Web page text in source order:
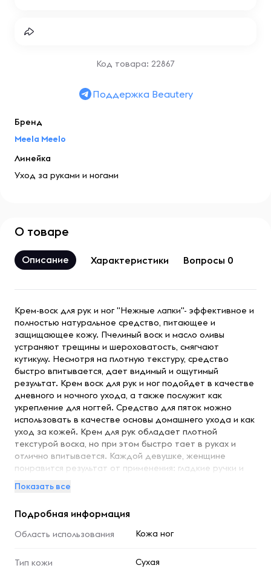
Код товара: 22867
Поддержка Beautery
Бренд
Meela Meelo
Линейка
Уход за руками и ногами
О товаре
Описание Характеристики Вопросы 0
Крем-воск для рук и ног "Нежные лапки"- эффективное и
полностью натуральное средство, питающее и
защищающее кожу. Пчелиный воск и масло оливы
устраняют трещины и шероховатость, смягчают
кутикулу. Несмотря на плотную текстуру, средство
быстро впитывается, дает видимый и ощутимый
результат. Крем воск для рук и ног подойдет в качестве
дневного и ночного ухода, а также послужит как
укрепление для ногтей. Средство для пяток можно
использовать в качестве основы домашнего ухода и как
уход за кожей. Крем для рук обладает плотной
текстурой воска, но при этом быстро тает в руках и
отлично впитывается. Каждой девушке, женщине
понравится результат от применения: гладкие ручки и
- красота и здоровье. Крем воск от трещин для очень
людей: маме, сестре, подруге, бабушке. Meela Meelo
гордится тем, что его продукты являются органической
косметикой, без вредных химических добавок. Продукт
делает его более натуральным и гипоаллергенным.
Показать все
Подробная информация
Область использования Кожа ног
Тип кожи Сухая